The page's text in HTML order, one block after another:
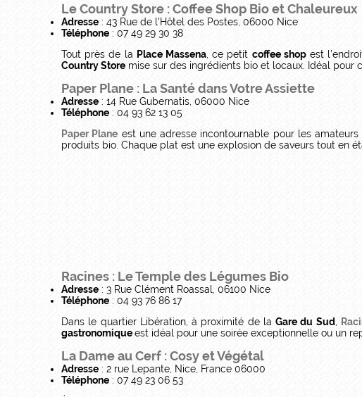
Le Country Store : Coffee Shop Bio et Chaleureux
Adresse : 43 Rue de l'Hôtel des Postes, 06000 Nice
Téléphone : 07 49 29 30 38
Tout près de la Place Massena , ce petit coffee shopest
Country Store mise sur des ingrédients bio et locaux. Idéal pour
Paper Plane : La Santé dans Votre Assiette
Adresse : 14 Rue Gubernatis, 06000 Nice
Téléphone : 04 93 62 13 05
Paper Plane est une adresse incontournable pour les
produits bio. Chaque plat est une explosion de saveurs tout en
Racines : Le Temple des Légumes Bio
Adresse : 3 Rue Clément Roassal, 06100 Nice
Téléphone : 04 93 76 86 17
Dans le quartier Libération, à proximité de laGare du Sud,
gastronomiqueest idéal pour une soirée exceptionnelle ou un
La Dame au Cerf : Cosy et Végétal
Adresse : 2 rue Lepante, Nice, France 06000
Téléphone : 07 49 23 06 53